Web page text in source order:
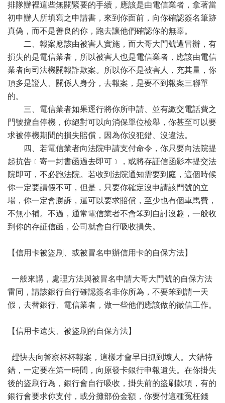
排隊辦裡這些無關緊要的手續，應該是由電信業者，拿著當
初申辦人所填寫之申請書，來到你面前，向你確認簽名筆跡
真偽，而不是善良的你，跑去讓他們確認你的無辜。
二、報案應該由被害人實施，而大哥大門號遭冒辦，有
損失的是電信業者，所以被害人也是電信業者，應該由電信
業者向司法機關報詐欺案。所以你不是被害人，充其量，你
頂多是證人、關係人身分，去報案，是要不到報案三聯單
的。
三、電信業者如果逕行將你所申請、並有繳交電話費之
門號擅自停機，你絕對可以向消保單位檢舉，你甚至可以要
求被停機期間的損失賠償，因為你沒犯錯、沒違法。
四、若電信業者向法院申請支付命令，你只要向法院提
起抗告﹝寄一封書函過去即可﹞，或將存証信函影本提交法
院即可，不必跑法院。若收到法院通知需要到庭，這個時候
你一定要請假不可，但是，只要你確定沒申請該門號的立
場，你一定會勝訴，還可以要求賠償，至少也有個車馬費，
不無小補。不過，通常電信業者不會笨到自討沒趣，一般收
到你的存証信函，公司就會自行吸收損失。
【信用卡被盜刷、或被冒名申辦信用卡的自保方法】
一般來講，處理方法與被冒名申請大哥大門號的自保方法
雷同，請該銀行自行確認簽名非你所為，不要笨到請一天
假，去替銀行、電信業者，做一些他們應該做的徵信工作。
【信用卡遺失、被盜刷的自保方法】
趕快去向警察杯杯報案，這樣才會早日抓到壞人。大錯特
錯，一定要在第一時間，向原發卡銀行申報遺失。在你掛失
後的盜刷行為，銀行會自行吸收，掛失前的盜刷款項，有的
銀行會要求你支付，或分攤部份金額，你要付這種冤枉錢